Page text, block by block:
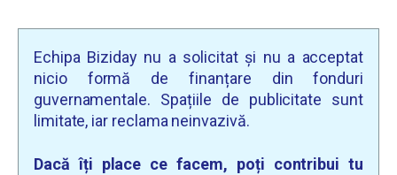
Echipa Biziday nu a solicitat și nu a acceptat
nicio formă de finanțare din fonduri
guvernamentale. Spațiile de publicitate sunt
limitate, iar reclama neinvazivă.
Dacă îți place ce facem, poți contribui tu